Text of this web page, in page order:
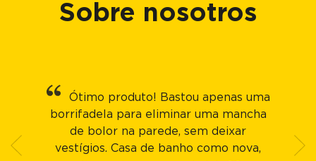
Sobre nosotros
Ótimo produto! Bastou apenas uma
borrifadela para eliminar uma mancha
de bolor na parede, sem deixar
vestígios. Casa de banho como nova,